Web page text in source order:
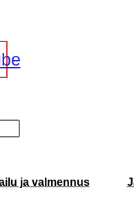
ja valmennus